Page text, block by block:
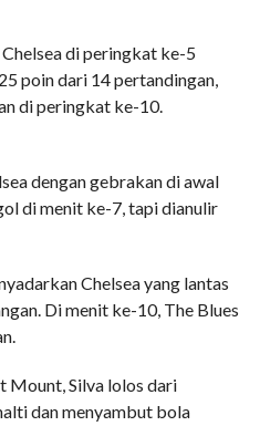
di peringkat ke-5
poin dari 14 pertandingan,
di peringkat ke-10.
dengan gebrakan di awal
di menit ke-7, tapi dianulir
Chelsea yang lantas
Di menit ke-10, The Blues
Mount, Silva lolos dari
dan menyambut bola